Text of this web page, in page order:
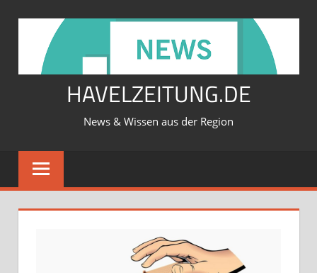
springen
HAVELZEITUNG.DE
News & Wissen aus der Region